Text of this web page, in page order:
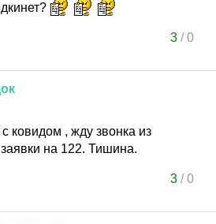
3/0
ковидом , жду звонка из
на 122. Тишина.
3/0